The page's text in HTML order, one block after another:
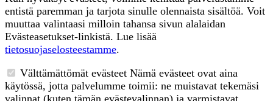
entistä paremman ja tarjota sinulle olennaista sisältöä. Voit
muuttaa valintaasi milloin tahansa sivun alalaidan
Evästeasetukset-linkistä. Lue lisää
tietosuojaselosteestamme.
Välttämättömät evästeet Nämä evästeet ovat aina
käytössä, jotta palvelumme toimii: ne muistavat tekemäsi
valinnat (kuten tämän evästevalinnan) ja varmistavat